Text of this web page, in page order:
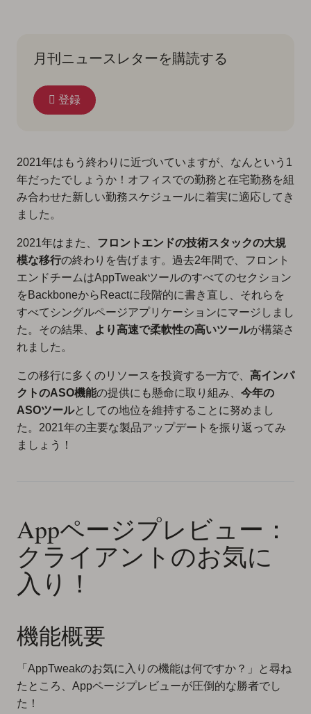
月刊ニュースレターを購読する
登録
2021年はもう終わりに近づいていますが、なんという1
年だったでしょうか！オフィスでの勤務と在宅勤務を組
み合わせた新しい勤務スケジュールに着実に適応してき
ました。
2021年はまた、 フロントエンドの技術スタックの大規
模な移行の終わりを告げます。過去2年間で、フロント
エンドチームはAppTweakツールのすべてのセクション
をBackboneからReactに段階的に書き直し、それらを
すべてシングルページアプリケーションにマージしまし
た。その結果、
より高速で柔軟性の高いツールが構築さ
れました。
この移行に多くのリソースを投資する一方で、 高インパ
クトのASO機能の提供にも懸命に取り組み、 今年の
ASOツールとしての地位を維持することに努めまし
た。2021年の主要な製品アップデートを振り返ってみ
ましょう！
Appページプレビュー：
クライアントのお気に
入り！
機能概要
「AppTweakのお気に入りの機能は何ですか？」と尋ね
たところ、Appページプレビューが圧倒的な勝者でし
た！